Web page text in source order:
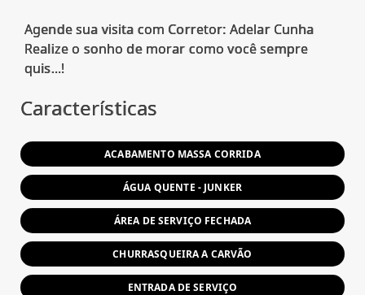
Agende sua visita com Corretor: Adelar Cunha
Realize o sonho de morar como você sempre
Características
ACABAMENTO MASSA CORRIDA
ÁGUA QUENTE - JUNKER
ÁREA DE SERVIÇO FECHADA
CHURRASQUEIRA A CARVÃO
ENTRADA DE SERVIÇO